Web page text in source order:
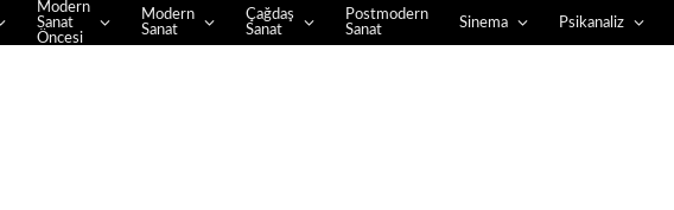
Modern
Sanat
Öncesi
Modern
Sanat
Çağdaş
Sanat
Postmodern
Sanat
Sinema Psikanaliz